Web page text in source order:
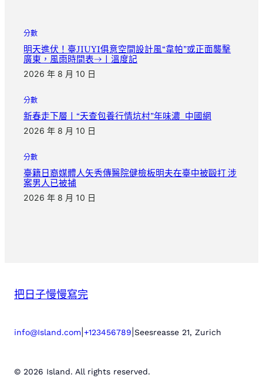
分數
明天進伏！臺JIUYI俱意空間設計風“韋帕”或正面襲擊
廣東，風雨時間表→丨溫度記
2026 年 8 月 10 日
分數
新春走下層丨“天查包養行情坑村”年味濃_中國網
2026 年 8 月 10 日
分數
臺籍日裔媒體人矢秀傳醫院健檢板明夫在臺中被毆打 涉
案男人已被捕
2026 年 8 月 10 日
把日子慢慢寫完
info@Island.com +123456789 Seesreasse 21, Zurich
© 2026 Island. All rights reserved.